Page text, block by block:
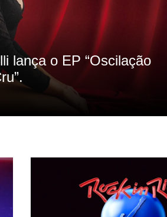
referencias do clipe de